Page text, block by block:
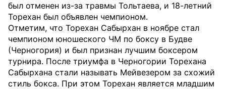
был отменен из-за травмы Тольтаева, и 18-летний
Торехан был объявлен чемпионом.
Отметим, что Торехан Сабырхан в ноябре стал
чемпионом юношеского ЧМ по боксу в Будве
(Черногория) и был признан лучшим боксером
турнира. После триумфа в Черногории Торехана
Сабырхана стали называть Мейвезером за схожий
стиль бокса. При этом Торехан является младшим